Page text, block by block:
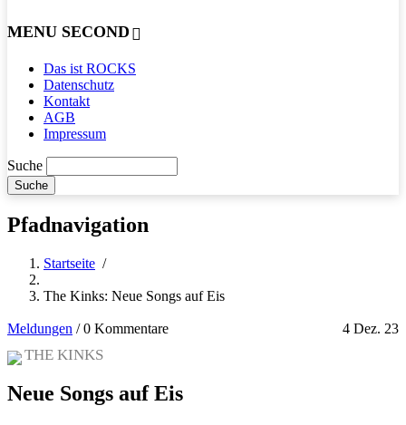
MENU SECOND
Das ist ROCKS
Datenschutz
Kontakt
AGB
Impressum
Suche
Pfadnavigation
Startseite /
The Kinks: Neue Songs auf Eis
Meldungen 4 Dez. 23
/0 Kommentare
THE KINKS
Neue Songs auf Eis